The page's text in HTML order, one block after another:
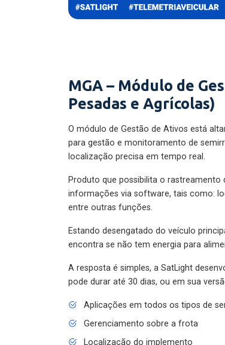
MGA – Módulo de
Pesadas e Agrícolas)
O módulo de Gestão de Ativos está
para gestão e monitoramento de
localização precisa em tempo real.
Produto que possibilita o
informações via software, tais como:
entre outras funções.
Estando desengatado do veículo
encontra se não tem energia para
A resposta é simples, a SatLight
pode durar até 30 dias, ou em sua
Aplicações em todos os tipos de
Gerenciamento sobre a frota
Localização do implemento